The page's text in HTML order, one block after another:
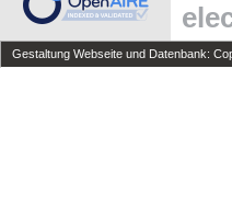
Gestaltung Webseite und Datenbank: